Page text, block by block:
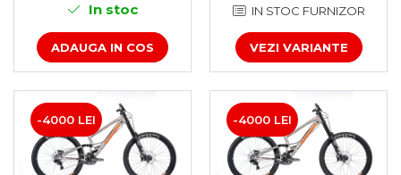
Amortizoare spate
Arcuri
In stoc
ADAUGA IN COS
IN STOC FURNIZOR
VEZI VARIANTE
-4000 LEI -4000 LEI